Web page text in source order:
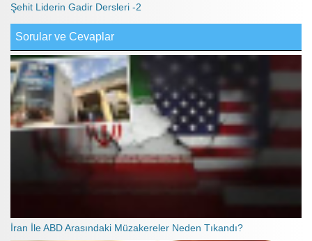
Şehit Liderin Gadir Dersleri -2
Sorular ve Cevaplar
İran İle ABD Arasındaki Müzakereler Neden Tıkandı?